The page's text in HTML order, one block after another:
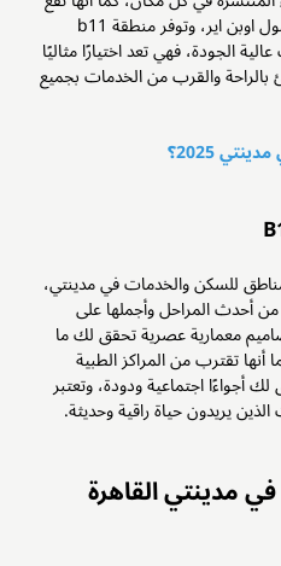
بالقرب من المولات الكبيرة مثل مول اوبن اير، وتوفر منطقة b11
الجودة، فهي تعد اختيارًا مثاليًا
والقرب من الخدمات بجميع
2025؟
للسكن والخدمات في مدينتي،
أحدث المراحل وأجملها على
معمارية عصرية تحقق لك ما
أنها تقترب من المراكز الطبية
أجواءًا اجتماعية ودودة، وتعتبر
مدينتي القاهرة